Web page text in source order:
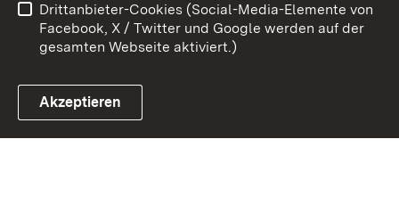
Link zum Landesportal
Impressum
Cookies
Drittanbieter-Cookies (Social-Media-Elemente von
Facebook, X / Twitter und Google werden auf der
gesamten Webseite aktiviert.)
Akzeptieren